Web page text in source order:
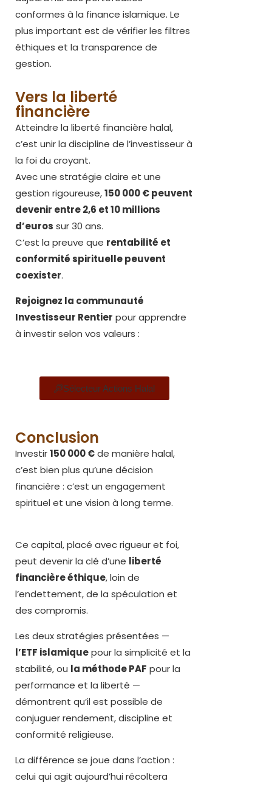
conformes à la finance islamique. Le
plus important est de vérifier les filtres
éthiques et la transparence de
gestion.
Vers la liberté
financière
Atteindre la liberté financière halal,
c’est unir la discipline de l’investisseur à
la foi du croyant.
Avec une stratégie claire et une
gestion rigoureuse,150 000 € peuvent
devenir entre 2,6 et 10 millions
d’euros sur 30 ans.
C’est la preuve que rentabilité et
conformité spirituelle peuvent
coexister.
Rejoignez la communauté
Investisseur Rentier pour apprendre
à investir selon vos valeurs :
Sélecteur Actions Halal
Conclusion
Investir150 000 €de manière halal,
c’est bien plus qu’une décision
financière : c’est un engagement
spirituel et une vision à long terme.
Ce capital, placé avec rigueur et foi,
peut devenir la clé d’une liberté
financière éthique, loin de
l’endettement, de la spéculation et
des compromis.
Les deux stratégies présentées —
l’ETF islamiquepour la simplicité et la
stabilité, ou la méthode PAF pour la
performance et la liberté —
démontrent qu’il est possible de
conjuguer rendement, discipline et
conformité religieuse.
La différence se joue dans l’action :
celui qui agit aujourd’hui récoltera